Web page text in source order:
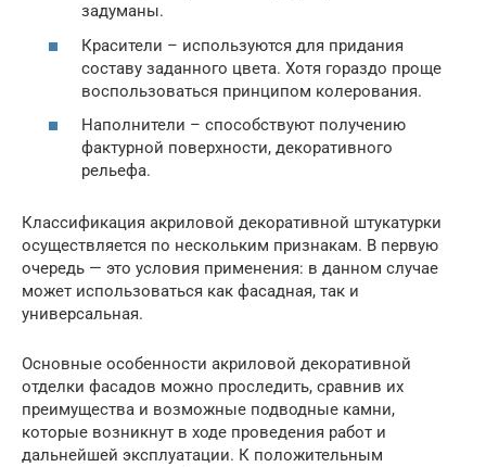
задуманы.
Красители – используются для придания
составу заданного цвета. Хотя гораздо проще
воспользоваться принципом колерования.
Наполнители – способствуют получению
фактурной поверхности, декоративного
рельефа.
Классификация акриловой декоративной штукатурки
осуществляется по нескольким признакам. В первую
очередь — это условия применения: в данном случае
может использоваться как фасадная, так и
универсальная.
Основные особенности акриловой декоративной
отделки фасадов можно проследить, сравнив их
преимущества и возможные подводные камни,
которые возникнут в ходе проведения работ и
дальнейшей эксплуатации. К положительным